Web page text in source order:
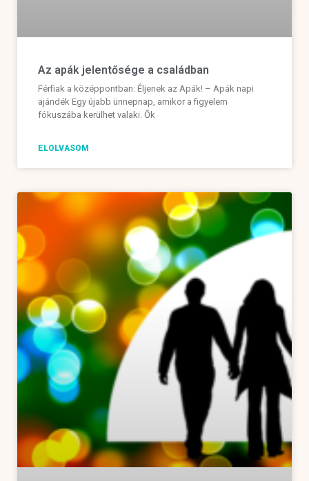
Az apák jelentősége a családban
Férfiak a középpontban: Éljenek az Apák! – Apák napi
ajándék Egy újabb ünnepnap, amikor a figyelem
fókuszába kerülhet valaki. Ők
ELOLVASOM